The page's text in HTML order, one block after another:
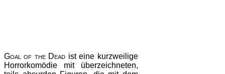
Goal of the Dead ist eine kurzweilige
Horrorkomödie mit überzeichneten,